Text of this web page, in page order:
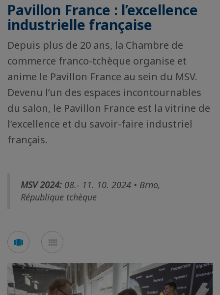
Pavillon France : l’excellence
industrielle française
Depuis plus de 20 ans, la Chambre de
commerce franco-tchèque organise et
anime le Pavillon France au sein du MSV.
Devenu l’un des espaces incontournables
du salon, le Pavillon France est la vitrine de
l’excellence et du savoir-faire industriel
français.
MSV 2024: 08.- 11. 10. 2024 • Brno,
République tchèque
Voir
en
carousel
en
mosaïque